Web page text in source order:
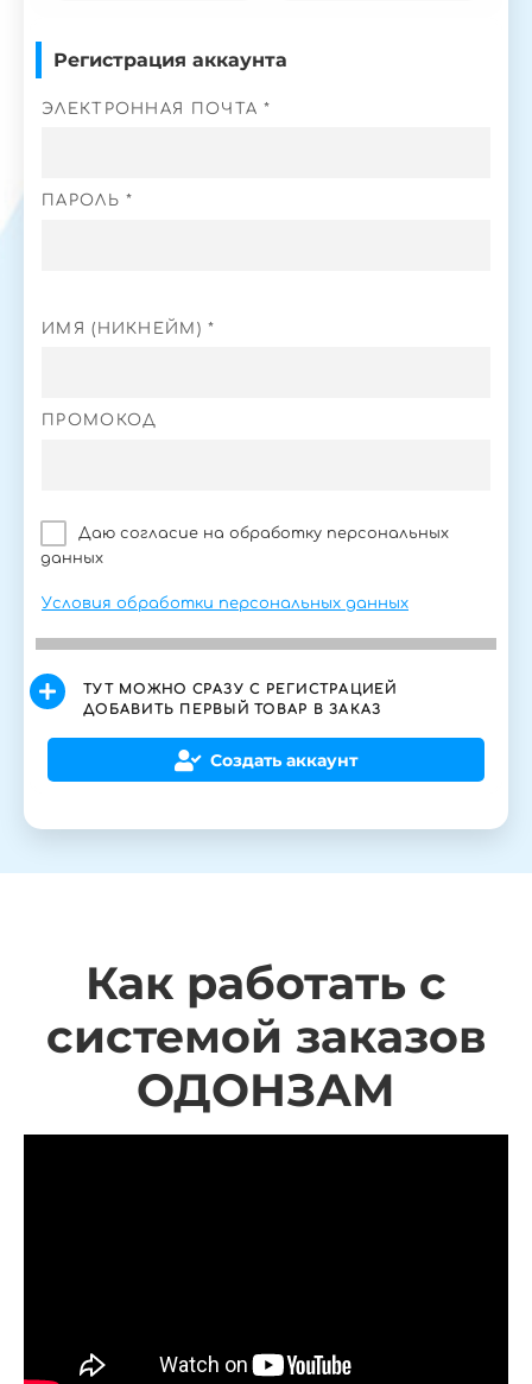
Регистрация аккаунта
ЭЛЕКТРОННАЯ ПОЧТА *
ПАРОЛЬ *
ИМЯ (НИКНЕЙМ) *
ПРОМОКОД
Даю согласие на обработку персональных
данных
Условия обработки персональных данных
ТУТ МОЖНО СРАЗУ С РЕГИСТРАЦИЕЙ
ДОБАВИТЬ ПЕРВЫЙ ТОВАР В ЗАКАЗ
Создать аккаунт
Как работать с
системой заказов
ОДОНЗАМ